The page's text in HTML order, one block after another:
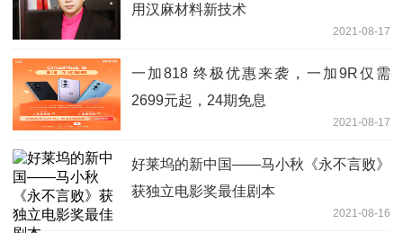
用汉麻材料新技术
2021-08-17
一加818 终极优惠来袭，一加9R仅需
2699元起，24期免息
2021-08-17
好莱坞的新中国——马小秋《永不言败》
获独立电影奖最佳剧本
2021-08-16